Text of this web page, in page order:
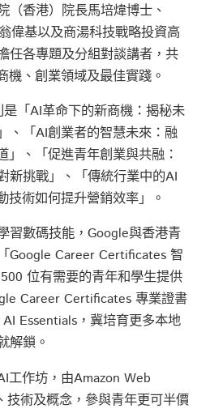
（香港）院長馬培煒博士、
偉基以及商湯科技戰略投資高
任各專題及分組對談講者，共
機、創業領域及最佳實踐。
「AI革命下的新商機：揭秘未
、「AI創業者的智慧未來：融
」、「促進青年創業與共融：
新挑戰」、「傳統行業中的AI
技術如何提升營銷效率」。
習數碼技能，Google與香港青
Google Career Certificates 智
位有需要的青年和學生提供
Career Certificates 專業證書
Essentials，冀培育更多本地
解鎖。
工作坊，由Amazon Web
技術及概念，參與青年更可半價